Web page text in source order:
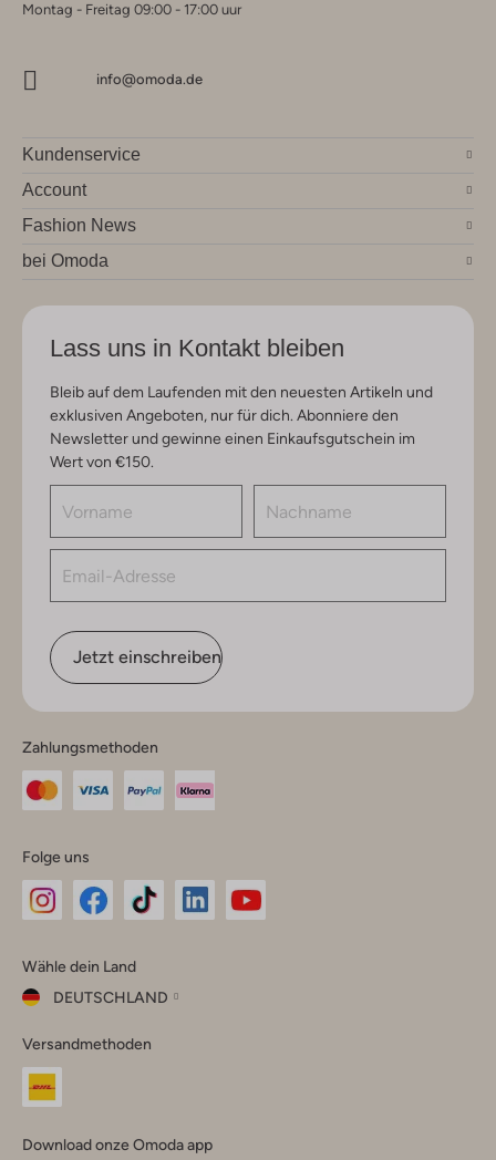
Montag - Freitag 09:00 - 17:00 uur
info@omoda.de
Kundenservice
Account
Fashion News
bei Omoda
Lass uns in Kontakt bleiben
Bleib auf dem Laufenden mit den neuesten Artikeln und
exklusiven Angeboten, nur für dich. Abonniere den
Newsletter und gewinne einen Einkaufsgutschein im
Wert von €150.
Jetzt einschreiben
Zahlungsmethoden
Folge uns
Instagram
Facebook
TikTok
Wähle dein Land
DEUTSCHLAND
dein
Land
Versandmethoden
Download onze Omoda app